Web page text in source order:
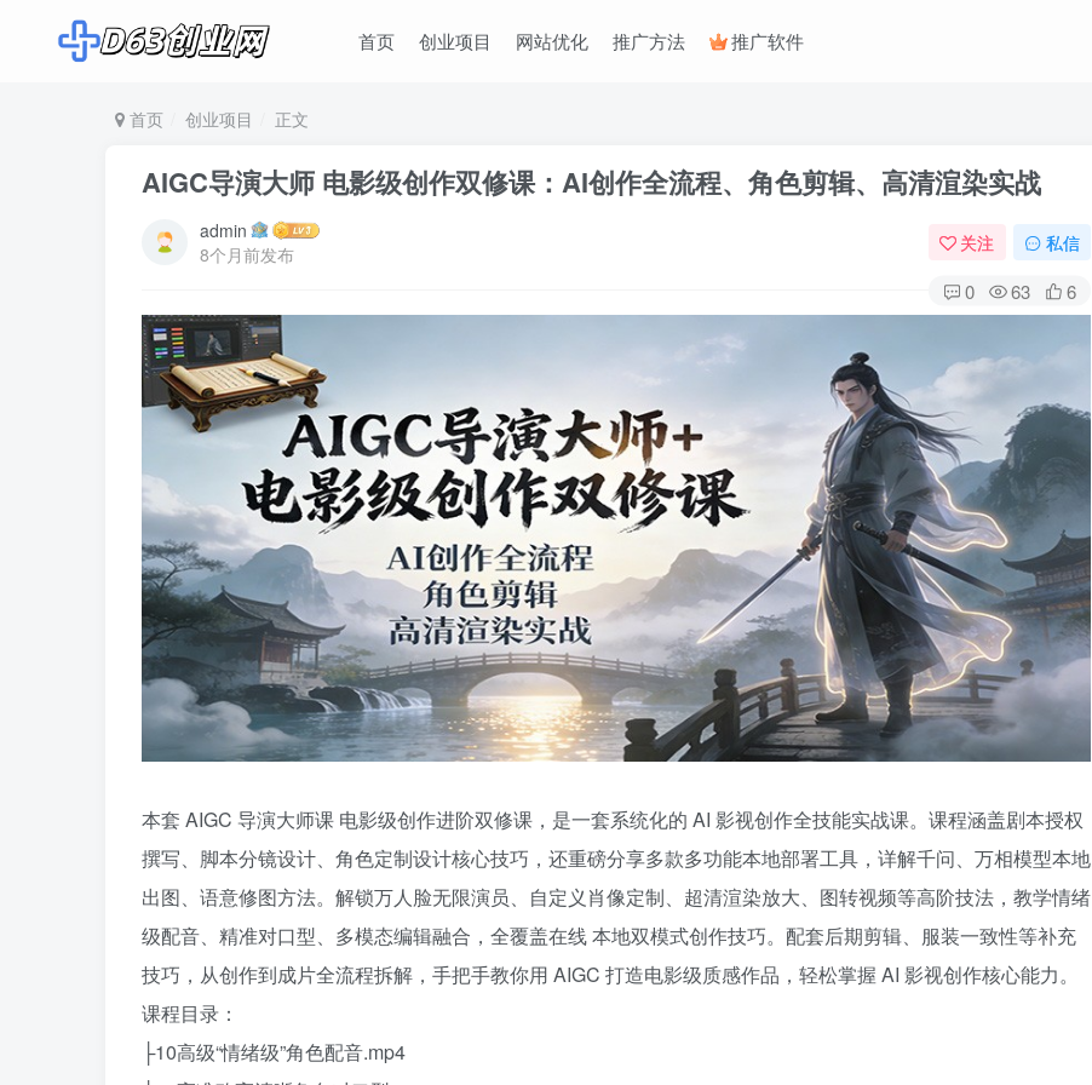
首页 创业项目 网站优化 推广方法 推广软件
首页 创业项目 正文
AIGC导演大师 电影级创作双修课：AI创作全流程、角色剪辑、高清渲染实战
admin
8个月前发布
关注 私信
0 63 6
本套 AIGC 导演大师课 电影级创作进阶双修课，是一套系统化的 AI 影视创作全技能实战课。课程涵盖剧本授权
撰写、脚本分镜设计、角色定制设计核心技巧，还重磅分享多款多功能本地部署工具，详解千问、万相模型本地
出图、语意修图方法。解锁万人脸无限演员、自定义肖像定制、超清渲染放大、图转视频等高阶技法，教学情绪
级配音、精准对口型、多模态编辑融合，全覆盖在线 本地双模式创作技巧。配套后期剪辑、服装一致性等补充
技巧，从创作到成片全流程拆解，手把手教你用 AIGC 打造电影级质感作品，轻松掌握 AI 影视创作核心能力。
课程目录：
├10高级“情绪级”角色配音.mp4